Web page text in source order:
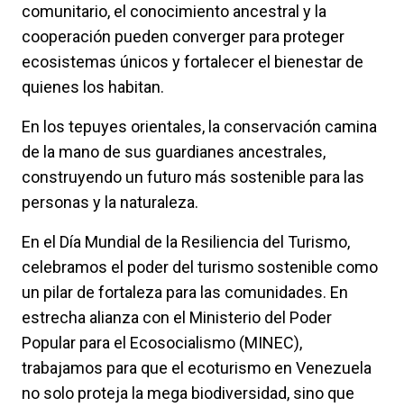
comunitario, el conocimiento ancestral y la
cooperación pueden converger para proteger
ecosistemas únicos y fortalecer el bienestar de
quienes los habitan.
En los tepuyes orientales, la conservación camina
de la mano de sus guardianes ancestrales,
construyendo un futuro más sostenible para las
personas y la naturaleza.
En el Día Mundial de la Resiliencia del Turismo,
celebramos el poder del turismo sostenible como
un pilar de fortaleza para las comunidades. En
estrecha alianza con el Ministerio del Poder
Popular para el Ecosocialismo (MINEC),
trabajamos para que el ecoturismo en Venezuela
no solo proteja la mega biodiversidad, sino que